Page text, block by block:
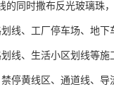
同时撒布反光玻璃珠
线、工厂停车场、地
线、生活小区划线等
停黄线区、通道线、导